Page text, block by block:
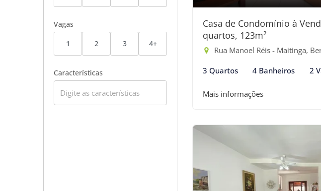
Vagas
1 2 3 4+
Características
Casa de Condomínio à
quartos, 123m²
Rua Manoel Réis - Maitinga,
3 Quartos 4 Banheiros 2
Mais informações